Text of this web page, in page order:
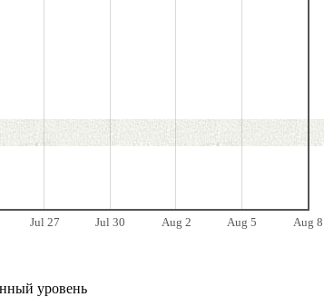
Jul 27 Jul 30 Aug 2 Aug 5 Aug 8
уровень